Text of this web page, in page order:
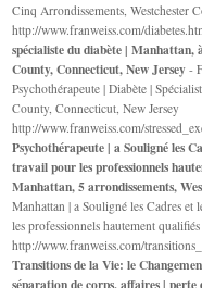
Cinq Arrondissements, Westchester
http://www.franweiss.com/
spécialiste du diabète | Manhattan,
County, Connecticut, New Jersey -
Psychothérapeute | Diabète |
County, Connecticut, New Jersey
http://www.franweiss.com/
Psychothérapeute | a Souligné les
travail pour les professionnels
Manhattan, 5 arrondissements,
Manhattan | a Souligné les Cadres et
les professionnels hautement qualifiés
http://www.franweiss.com/
Transitions de la Vie: le
séparation de corps, affaires |